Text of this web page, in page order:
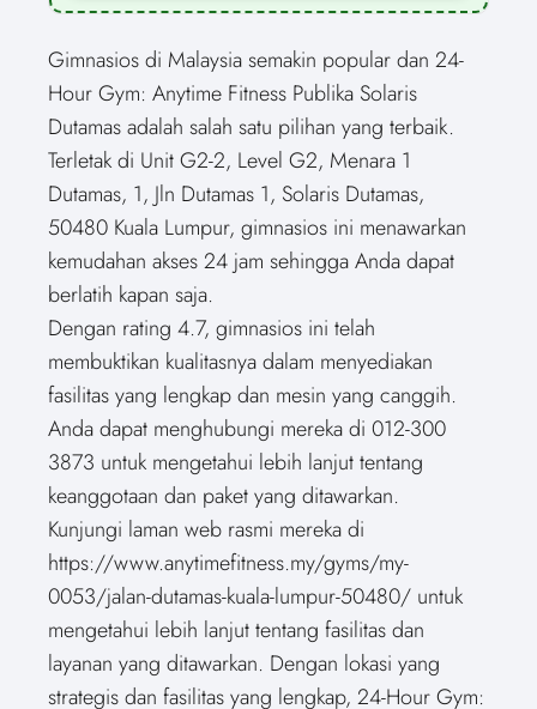
Gimnasios di Malaysia semakin popular dan 24-
Hour Gym: Anytime Fitness Publika Solaris
Dutamas adalah salah satu pilihan yang terbaik.
Terletak di Unit G2-2, Level G2, Menara 1
Dutamas, 1, Jln Dutamas 1, Solaris Dutamas,
50480 Kuala Lumpur, gimnasios ini menawarkan
kemudahan akses 24 jam sehingga Anda dapat
berlatih kapan saja.
Dengan rating 4.7, gimnasios ini telah
membuktikan kualitasnya dalam menyediakan
fasilitas yang lengkap dan mesin yang canggih.
Anda dapat menghubungi mereka di 012-300
3873 untuk mengetahui lebih lanjut tentang
keanggotaan dan paket yang ditawarkan.
Kunjungi laman web rasmi mereka di
https://www.anytimefitness.my/gyms/my-
0053/jalan-dutamas-kuala-lumpur-50480/ untuk
mengetahui lebih lanjut tentang fasilitas dan
layanan yang ditawarkan. Dengan lokasi yang
strategis dan fasilitas yang lengkap, 24-Hour Gym: